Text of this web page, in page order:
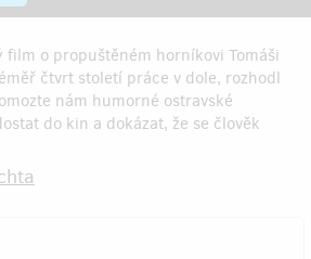
o propuštěném horníkovi Tomáši
čtvrt století práce v dole, rozhodl
nám humorné ostravské
do kin a dokázat, že se člověk